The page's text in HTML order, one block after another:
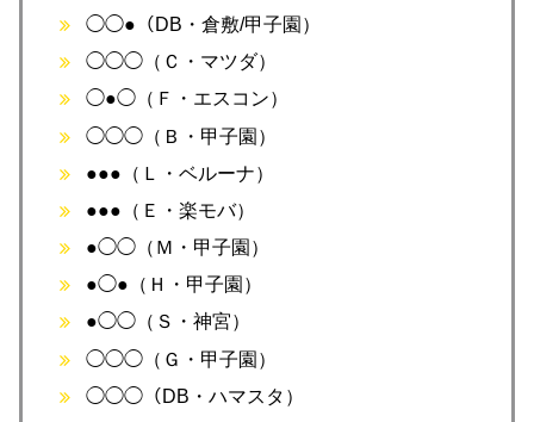
◯◯●（DB・倉敷/甲子園）
◯◯◯（Ｃ・マツダ）
◯●◯（Ｆ・エスコン）
◯◯◯（Ｂ・甲子園）
●●●（Ｌ・ベルーナ）
●●●（Ｅ・楽モバ）
●◯◯（Ｍ・甲子園）
●◯●（Ｈ・甲子園）
●◯◯（Ｓ・神宮）
◯◯◯（Ｇ・甲子園）
◯◯◯（DB・ハマスタ）